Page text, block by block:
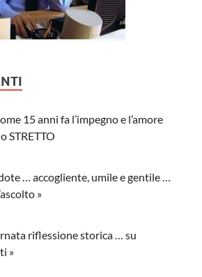
15 anni fa l’impegno e l’amore
STRETTO
… accogliente, umile e gentile …
»
riflessione storica … su
»